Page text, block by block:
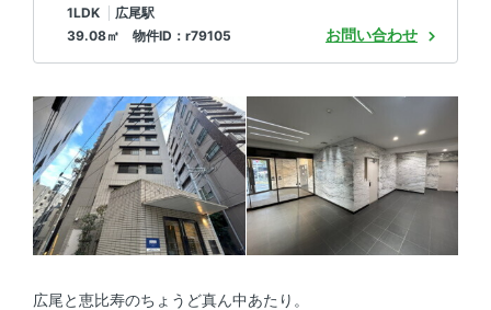
1LDK
広尾駅
39.08㎡ 物件ID：r79105
お問い合わせ
広尾と恵比寿のちょうど真ん中あたり。